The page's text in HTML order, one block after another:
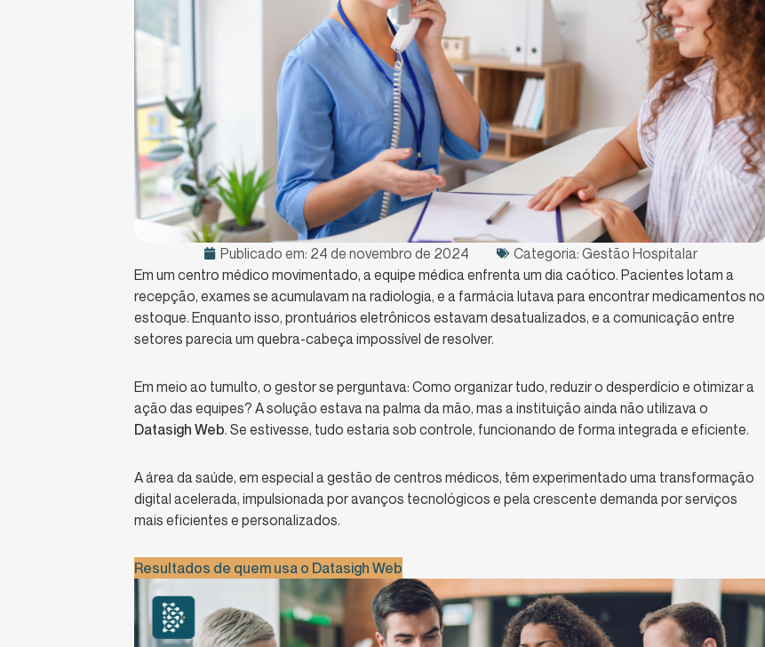
Publicado em: 24 de novembro de 2024 Categoria:Gestão Hospitalar
Em um centro médico movimentado, a equipe médica enfrenta um dia caótico. Pacientes lotam a
recepção, exames se acumulavam na radiologia, e a farmácia lutava para encontrar medicamentos no
estoque. Enquanto isso, prontuários eletrônicos estavam desatualizados, e a comunicação entre
setores parecia um quebra-cabeça impossível de resolver.
Em meio ao tumulto, o gestor se perguntava: Como organizar tudo, reduzir o desperdício e otimizar a
ação das equipes? A solução estava na palma da mão, mas a instituição ainda não utilizava o
Datasigh Web. Se estivesse, tudo estaria sob controle, funcionando de forma integrada e eficiente.
A área da saúde, em especial a gestão de centros médicos, têm experimentado uma transformação
digital acelerada, impulsionada por avanços tecnológicos e pela crescente demanda por serviços
mais eficientes e personalizados.
Resultados de quem usa o Datasigh Web